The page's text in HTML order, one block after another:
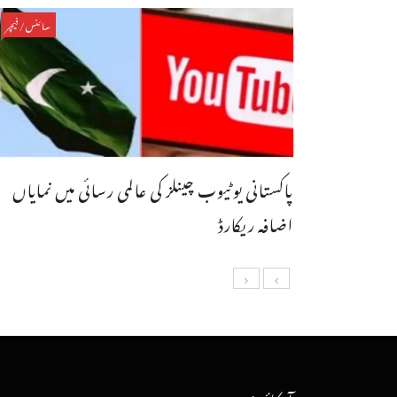
سائنس/فیچر
پاکستانی یوٹیوب چینلز کی عالمی رسائی میں نمایاں
اضافہ ریکارڈ